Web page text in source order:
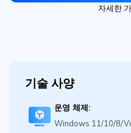
자세한
기술 사양
운영 체제:
Windows 11/10/8/